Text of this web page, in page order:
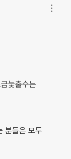
늧출수는
분들은 모두